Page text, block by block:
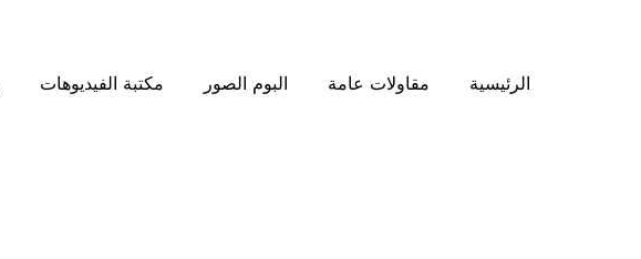
الرئيسية مقاولات عامة البوم الصور مكتبة الفيديوهات